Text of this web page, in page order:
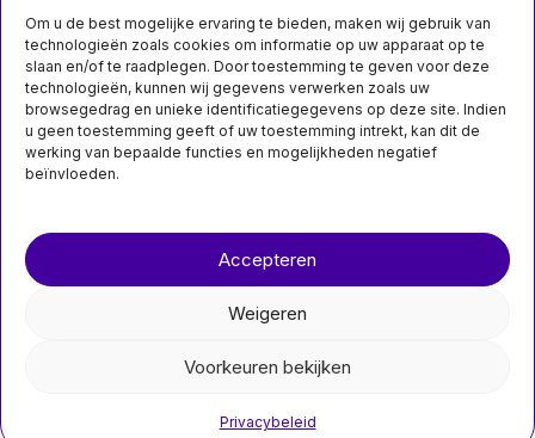
Om u de best mogelijke ervaring te bieden, maken wij gebruik van
technologieën zoals cookies om informatie op uw apparaat op te
slaan en/of te raadplegen. Door toestemming te geven voor deze
technologieën, kunnen wij gegevens verwerken zoals uw
browsegedrag en unieke identificatiegegevens op deze site. Indien
u geen toestemming geeft of uw toestemming intrekt, kan dit de
werking van bepaalde functies en mogelijkheden negatief
beïnvloeden.
Accepteren
Weigeren
Voorkeuren bekijken
Privacybeleid
juni 4 14:40
Lichaam van 21-jarige man uit Manchester, vermist na
bezoek aan TwitchCon in Rotterdam, gevonden
nieuwsimpuls.online
nieuwsimpuls.online
MIS HET NIET
woningen
Arnhem zet stap dichter
bij realisatie Rijnpark met
goedgekeurd